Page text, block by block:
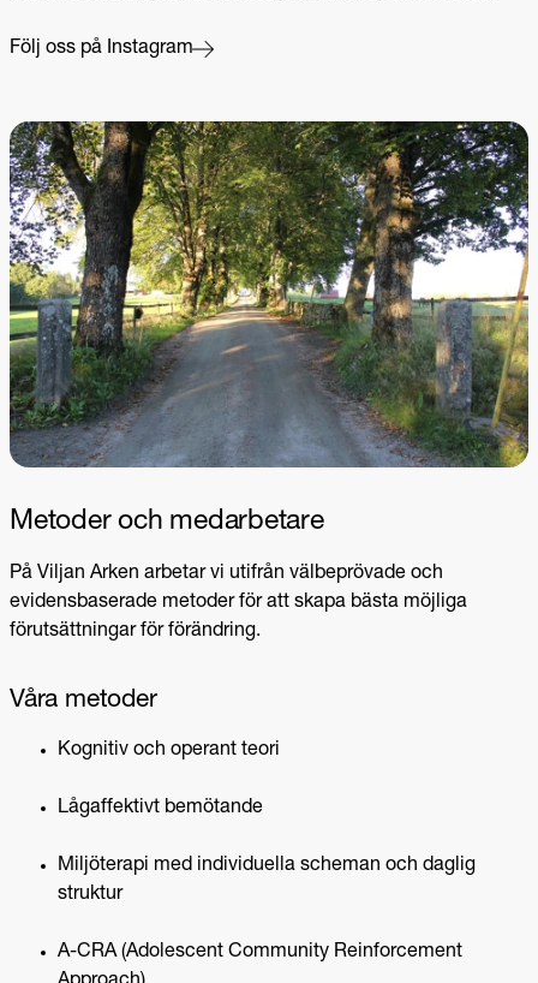
Följ oss på Instagram
Metoder och medarbetare
På Viljan Arken arbetar vi utifrån välbeprövade och
evidensbaserade metoder för att skapa bästa möjliga
förutsättningar för förändring.
Våra metoder
Kognitiv och operant teori
Lågaffektivt bemötande
Miljöterapi med individuella scheman och daglig
struktur
A-CRA (Adolescent Community Reinforcement